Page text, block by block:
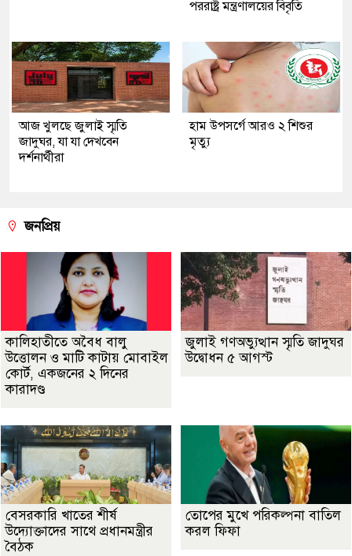
পররাষ্ট্র মন্ত্রণালয়ের বিবৃতি
আজ খুলছে জুলাই স্মৃতি
জাদুঘর, যা যা দেখবেন
দর্শনার্থীরা
হাম উপসর্গে আরও ২ শিশুর
মৃত্যু
জনপ্রিয়
কালিহাতীতে অবৈধ বালু
উত্তোলন ও মাটি কাটায় মোবাইল
কোর্ট, একজনের ২ দিনের
কারাদণ্ড
জুলাই গণঅভ্যুত্থান স্মৃতি জাদুঘর
উদ্বোধন ৫ আগস্ট
বেসরকারি খাতের শীর্ষ
উদ্যোক্তাদের সাথে প্রধানমন্ত্রীর
বৈঠক
তোপের মুখে পরিকল্পনা বাতিল
করল ফিফা